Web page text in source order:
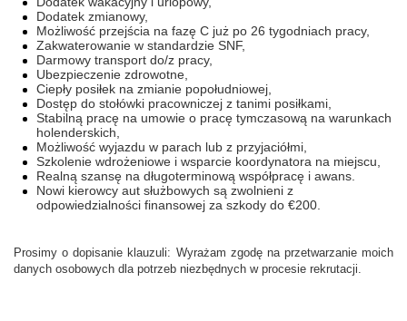
Dodatek zmianowy,
Możliwość przejścia na fazę C już po 26 tygodniach pracy,
Zakwaterowanie w standardzie SNF,
Darmowy transport do/z pracy,
Ubezpieczenie zdrowotne,
Ciepły posiłek na zmianie popołudniowej,
Dostęp do stołówki pracowniczej z tanimi posiłkami,
Stabilną pracę na umowie o pracę tymczasową na warunkach
holenderskich,
Możliwość wyjazdu w parach lub z przyjaciółmi,
Szkolenie wdrożeniowe i wsparcie koordynatora na miejscu,
Realną szansę na długoterminową współpracę i awans.
Nowi kierowcy aut służbowych są zwolnieni z
odpowiedzialności finansowej za szkody do €200.
Prosimy o dopisanie klauzuli: Wyrażam zgodę na przetwarzanie moich
danych osobowych dla potrzeb niezbędnych w procesie rekrutacji.